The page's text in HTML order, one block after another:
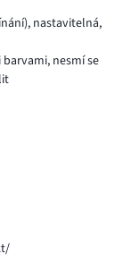
nastavitelná,
nesmí se